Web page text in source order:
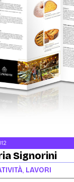
Signorini
, LAVORI